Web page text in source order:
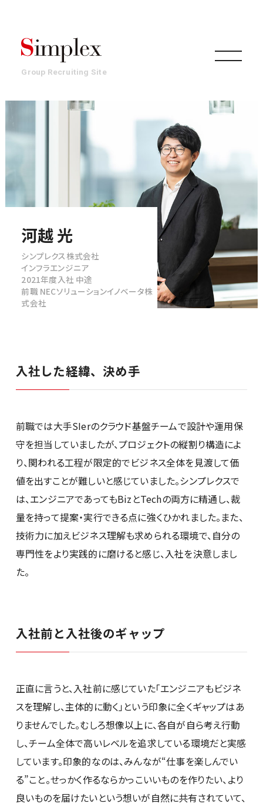
環境・制度
社員紹介
新卒採用 キャリア採用
28卒
Group Recruiting Site
河越 光
シンプレクス株式会社
インフラエンジニア
2021年度入社 中途
前職 NECソリューションイノベータ株
式会社
入社した経緯、決め手
前職では大手SIerのクラウド基盤チームで設計や運用保
守を担当していましたが、プロジェクトの縦割り構造によ
り、関われる工程が限定的でビジネス全体を見渡して価
値を出すことが難しいと感じていました。シンプレクスで
は、エンジニアであってもBizとTechの両方に精通し、裁
量を持って提案・実行できる点に強くひかれました。また、
技術力に加えビジネス理解も求められる環境で、自分の
専門性をより実践的に磨けると感じ、入社を決意しまし
た。
入社前と入社後のギャップ
正直に言うと、入社前に感じていた「エンジニアもビジネ
スを理解し、主体的に動く」という印象に全くギャップはあ
りませんでした。むしろ想像以上に、各自が自ら考え行動
し、チーム全体で高いレベルを追求している環境だと実感
しています。印象的なのは、みんなが“仕事を楽しんでい
る”こと。せっかく作るならかっこいいものを作りたい、より
良いものを届けたいという想いが自然に共有されていて、